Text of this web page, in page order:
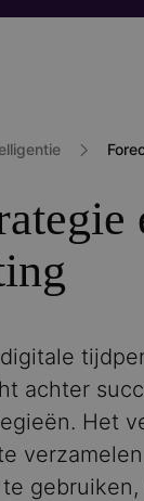
achter
Het